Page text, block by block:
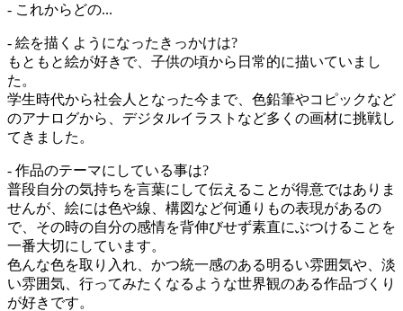
- これからどの...
- 絵を描くようになったきっかけは?
もともと絵が好きで、子供の頃から日常的に描いていまし
た。
学生時代から社会人となった今まで、色鉛筆やコピックなど
のアナログから、デジタルイラストなど多くの画材に挑戦し
てきました。
- 作品のテーマにしている事は?
普段自分の気持ちを言葉にして伝えることが得意ではありま
せんが、絵には色や線、構図など何通りもの表現があるの
で、その時の自分の感情を背伸びせず素直にぶつけることを
一番大切にしています。
色んな色を取り入れ、かつ統一感のある明るい雰囲気や、淡
い雰囲気、行ってみたくなるような世界観のある作品づくり
が好きです。